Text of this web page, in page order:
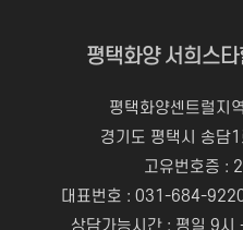
평택화양 서희스
평택화양센트럴지
경기도 평택시 송
고유번호증 :
대표번호 : 031-684-
상담가능시간 : 평일 9